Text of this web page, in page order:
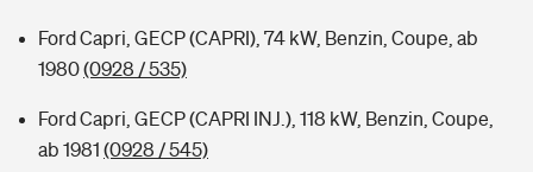
Ford Capri, GECP (CAPRI), 74 kW, Benzin, Coupe, ab
1980(0928 / 535)
Ford Capri, GECP (CAPRI INJ.), 118 kW, Benzin, Coupe,
ab 1981 (0928 / 545)